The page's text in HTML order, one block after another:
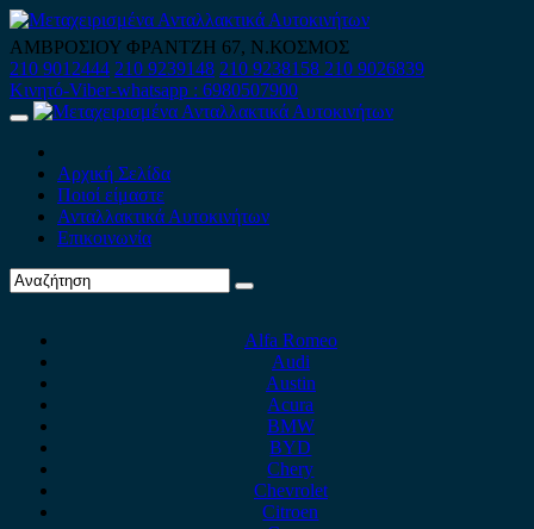
Skip
to
content
ΑΜΒΡΟΣΙΟΥ ΦΡΑΝΤΖΗ 67, Ν.ΚΟΣΜΟΣ
210 9012444 210 9239148 210 9238158 210 9026839
Κινητό-Viber-whatsapp : 6980507900
Primary
Αρχική Σελίδα
Ποιοί είμαστε
Ανταλλακτικά Αυτοκινήτων
Επικοινωνία
Alfa Romeo
Audi
Austin
Acura
BMW
BYD
Chery
Chevrolet
Citroen